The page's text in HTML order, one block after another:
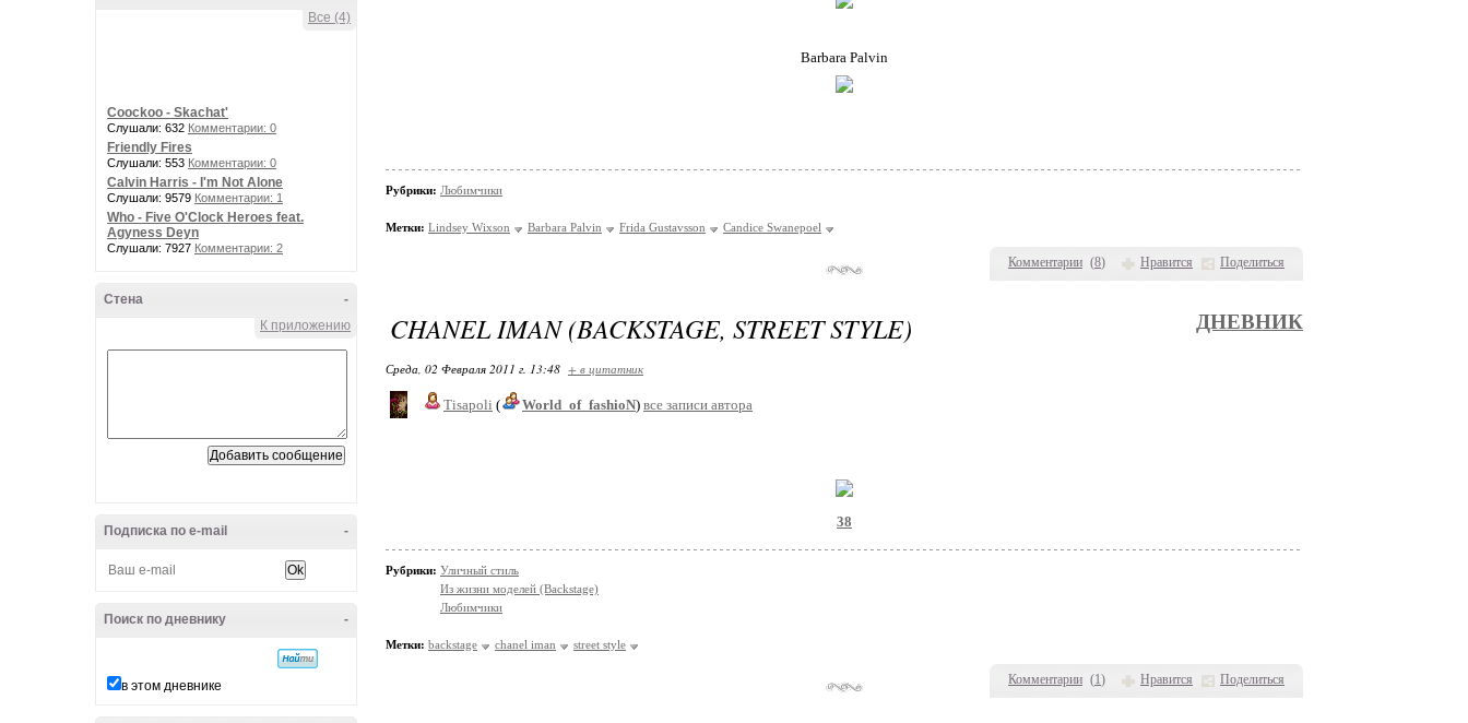
Все (4)
Coockoo - Skachat'
Слушали: 632 Комментарии: 0
Friendly Fires
Слушали: 553 Комментарии: 0
Calvin Harris - I'm Not Alone
Слушали: 9579 Комментарии: 1
Who - Five O'Clock Heroes feat.
Agyness Deyn
Слушали: 7927 Комментарии: 2
-
Стена
К приложению
-
Подписка по e-mail
-
Поиск по дневнику
в этом дневнике
Комментарии (8) Нравится Поделиться
Barbara Palvin
Рубрики: Любимчики
Метки: Lindsey Wixson Barbara Palvin Frida Gustavsson Candice Swanepoel
Комментарии (1) Нравится Поделиться
CHANEL IMAN (BACKSTAGE, STREET STYLE) ДНЕВНИК
Среда, 02 Февраля 2011 г. 13:48 + в цитатник
Tisapoli ( World_of_fashioN) все записи автора
38
Рубрики: Уличный стиль
Из жизни моделей (Backstage)
Любимчики
Метки: backstage chanel iman street style